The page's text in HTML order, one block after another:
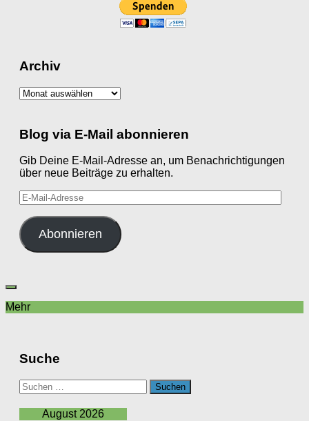
Archiv
Archiv
Blog via E-Mail abonnieren
Gib Deine E-Mail-Adresse an, um Benachrichtigungen
über neue Beiträge zu erhalten.
E-
Mail-
Adresse
Abonnieren
Mehr
Suche
Suchen
nach:
August 2026